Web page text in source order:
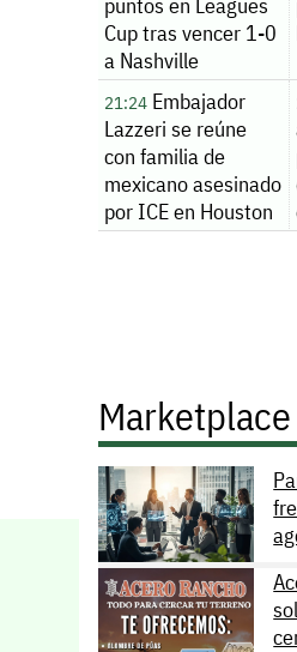
puntos en Leagues
Cup tras vencer 1-0
a Nashville
21:24 Embajador
Lazzeri se reúne
con familia de
mexicano asesinado
por ICE en Houston
Marketplace